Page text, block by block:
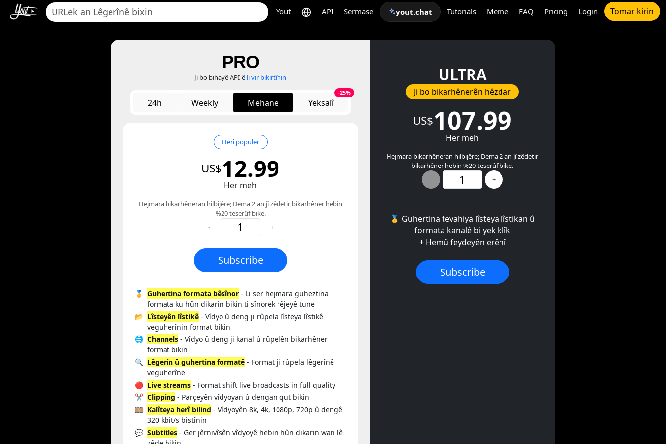
Yout API Sermase yout.chat Tutorials Meme FAQ Pricing Login Tomar kirin
ULTRA
Ji bo bikarhênerên hêzdar
US$107.99
Her meh
Hejmara bikarhêneran hilbijêre; Dema 2 an jî zêdetir
bikarhêner hebin %20 teserûf bike.
-
+
🥇 Guhertina tevahiya lîsteya lîstikan û
formata kanalê bi yek klîk
+ Hemû feydeyên erênî
Subscribe
PRO
Ji bo bihayê API-ê li vir bikirtînin
24h Weekly Mehane Yeksalî
-25%
Herî populer
US$12.99
Her meh
Hejmara bikarhêneran hilbijêre; Dema 2 an jî zêdetir bikarhêner hebin
%20 teserûf bike.
-
+
Subscribe
🥇 Guhertina formata bêsînor - Li ser hejmara guheztina
formata ku hûn dikarin bikin ti sînorek rêjeyê tune
📂 Lîsteyên lîstikê - Vîdyo û deng ji rûpela lîsteya lîstikê
veguherînin format bikin
🌐 Channels - Vîdyo û deng ji kanal û rûpelên bikarhêner
format bikin
🔍 Lêgerîn û guhertina formatê - Format ji rûpela lêgerînê
veguherîne
🔴 Live streams - Format shift live broadcasts in full quality
✂️ Clipping - Parçeyên vîdyoyan û dengan qut bikin
🎞️ Kalîteya herî bilind - Vîdyoyên 8k, 4k, 1080p, 720p û dengê
320 kbit/s bistînin
💬 Subtitles - Ger jêrnivîsên vîdyoyê hebin hûn dikarin wan lê